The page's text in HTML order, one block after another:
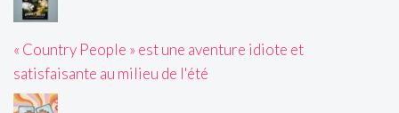
« Country People » est une aventure idiote et
satisfaisante au milieu de l'été